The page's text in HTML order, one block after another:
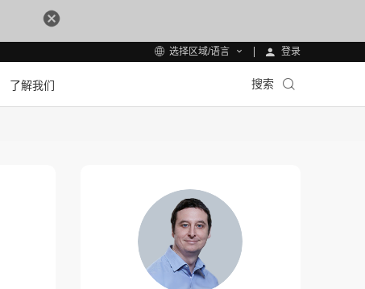
选择区域/语言 登录
了解我们 搜索